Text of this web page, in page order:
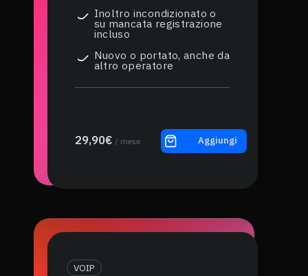
Inoltro incondizionato o
su mancata registrazione
incluso
Nuovo o portato, anche da
altro operatore
29,90€ / mese Aggiungi
VOIP